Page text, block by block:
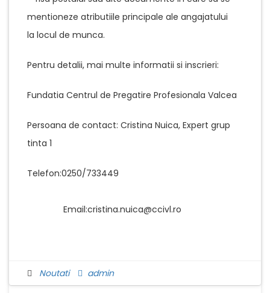
mentioneze atributiile principale ale angajatului
la locul de munca.
Pentru detalii, mai multe informatii si inscrieri:
Fundatia Centrul de Pregatire Profesionala Valcea
Persoana de contact: Cristina Nuica, Expert grup
tinta 1
Telefon:0250/733449
Email:cristina.nuica@ccivl.ro
Noutati admin